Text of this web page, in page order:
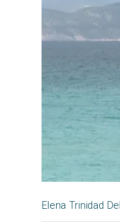
Elena Trinidad